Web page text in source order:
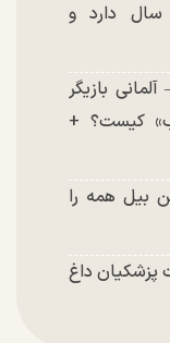
دارد و
بازیگر
کیست؟ +
بیل همه را
پزشکیان داغ